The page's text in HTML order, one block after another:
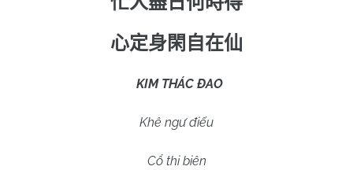
心定身閑自在仙
KIM THÁC ĐAO
Khê ngư điếu
Cổ thi biên